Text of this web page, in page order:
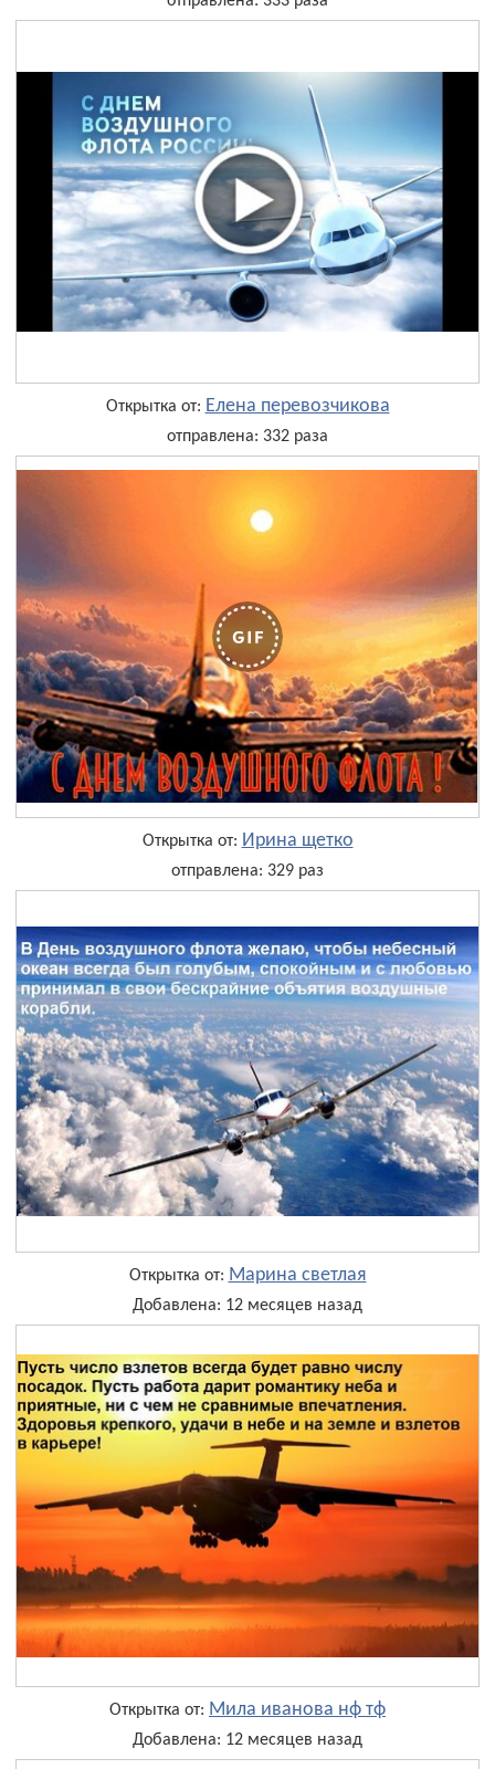
Открытка от: Елена перевозчикова
отправлена: 332 раза
Открытка от: Ирина щетко
отправлена: 329 раз
Открытка от: Марина светлая
Добавлена: 12 месяцев назад
Открытка от: Мила иванова нф тф
Добавлена: 12 месяцев назад